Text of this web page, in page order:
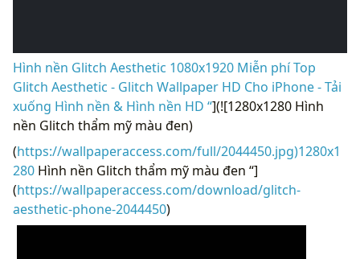
Hình nền Glitch Aesthetic 1080x1920 Miễn phí Top
Glitch Aesthetic - Glitch Wallpaper HD Cho iPhone - Tải
xuống Hình nền & Hình nền HD “](![1280x1280 Hình
nền Glitch thẩm mỹ màu đen)
(https://wallpaperaccess.com/full/2044450.jpg)1280x1
280 Hình nền Glitch thẩm mỹ màu đen “]
(https://wallpaperaccess.com/download/glitch-
aesthetic-phone-2044450)